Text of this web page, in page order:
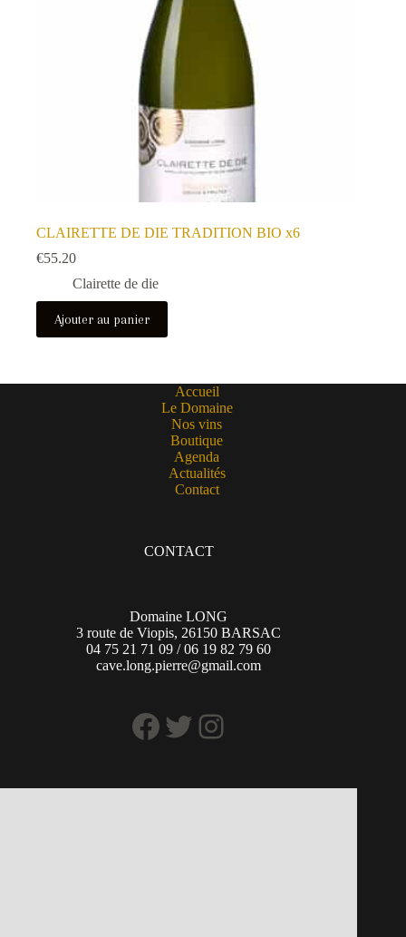
CLAIRETTE DE DIE TRADITION BIO x6
€55.20
Clairette de die
Ajouter au panier
Accueil
Le Domaine
Nos vins
Boutique
Agenda
Actualités
Contact
CONTACT
Domaine LONG
3 route de Viopis, 26150 BARSAC
04 75 21 71 09 / 06 19 82 79 60
cave.long.pierre@gmail.com